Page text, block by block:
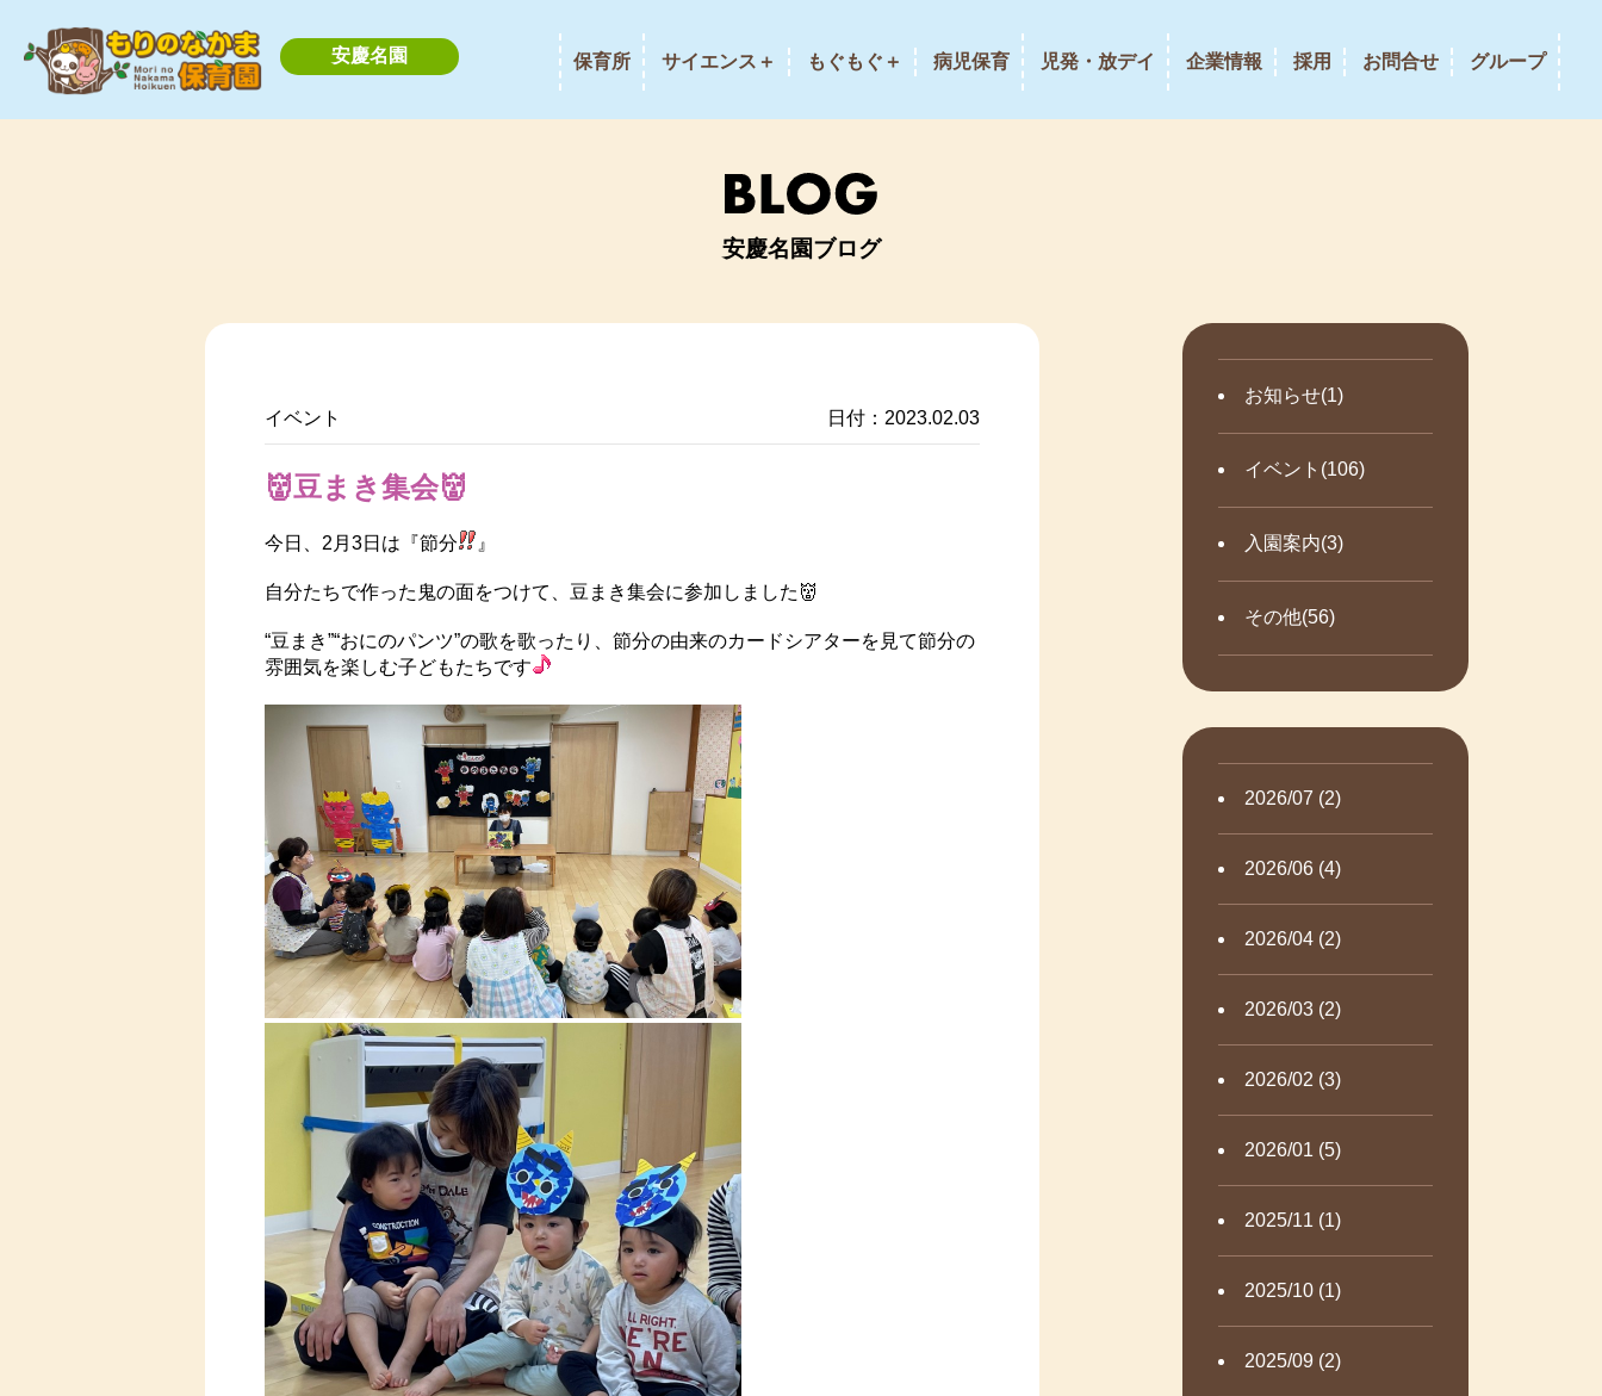
安慶名園 保育所 サイエンス＋ もぐもぐ＋ 病児保育 児発・放デイ 企業情報 採用 お問合せ グループ
安慶名園ブログ
お知らせ(1)
イベント(106)
入園案内(3)
その他(56)
2026/07 (2)
2026/06 (4)
2026/04 (2)
2026/03 (2)
2026/02 (3)
2026/01 (5)
2025/11 (1)
2025/10 (1)
2025/09 (2)
イベント 日付：2023.02.03
👹豆まき集会👹
今日、2月3日は『節分 』
自分たちで作った鬼の面をつけて、豆まき集会に参加しました👹
“豆まき”“おにのパンツ”の歌を歌ったり、節分の由来のカードシアターを見て節分の
雰囲気を楽しむ子どもたちです